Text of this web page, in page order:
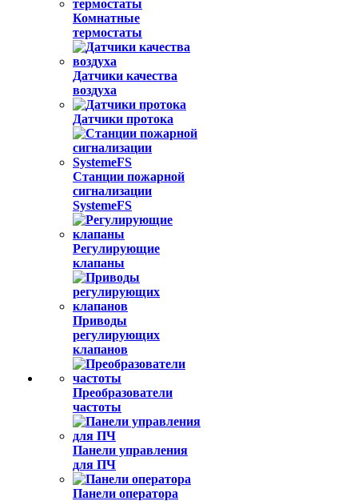
Комнатные
термостаты
Датчики качества
воздуха
Датчики протока
Станции пожарной
сигнализации
SystemeFS
Регулирующие
клапаны
Приводы
регулирующих
клапанов
Преобразователи
частоты
Панели управления
для ПЧ
Панели оператора